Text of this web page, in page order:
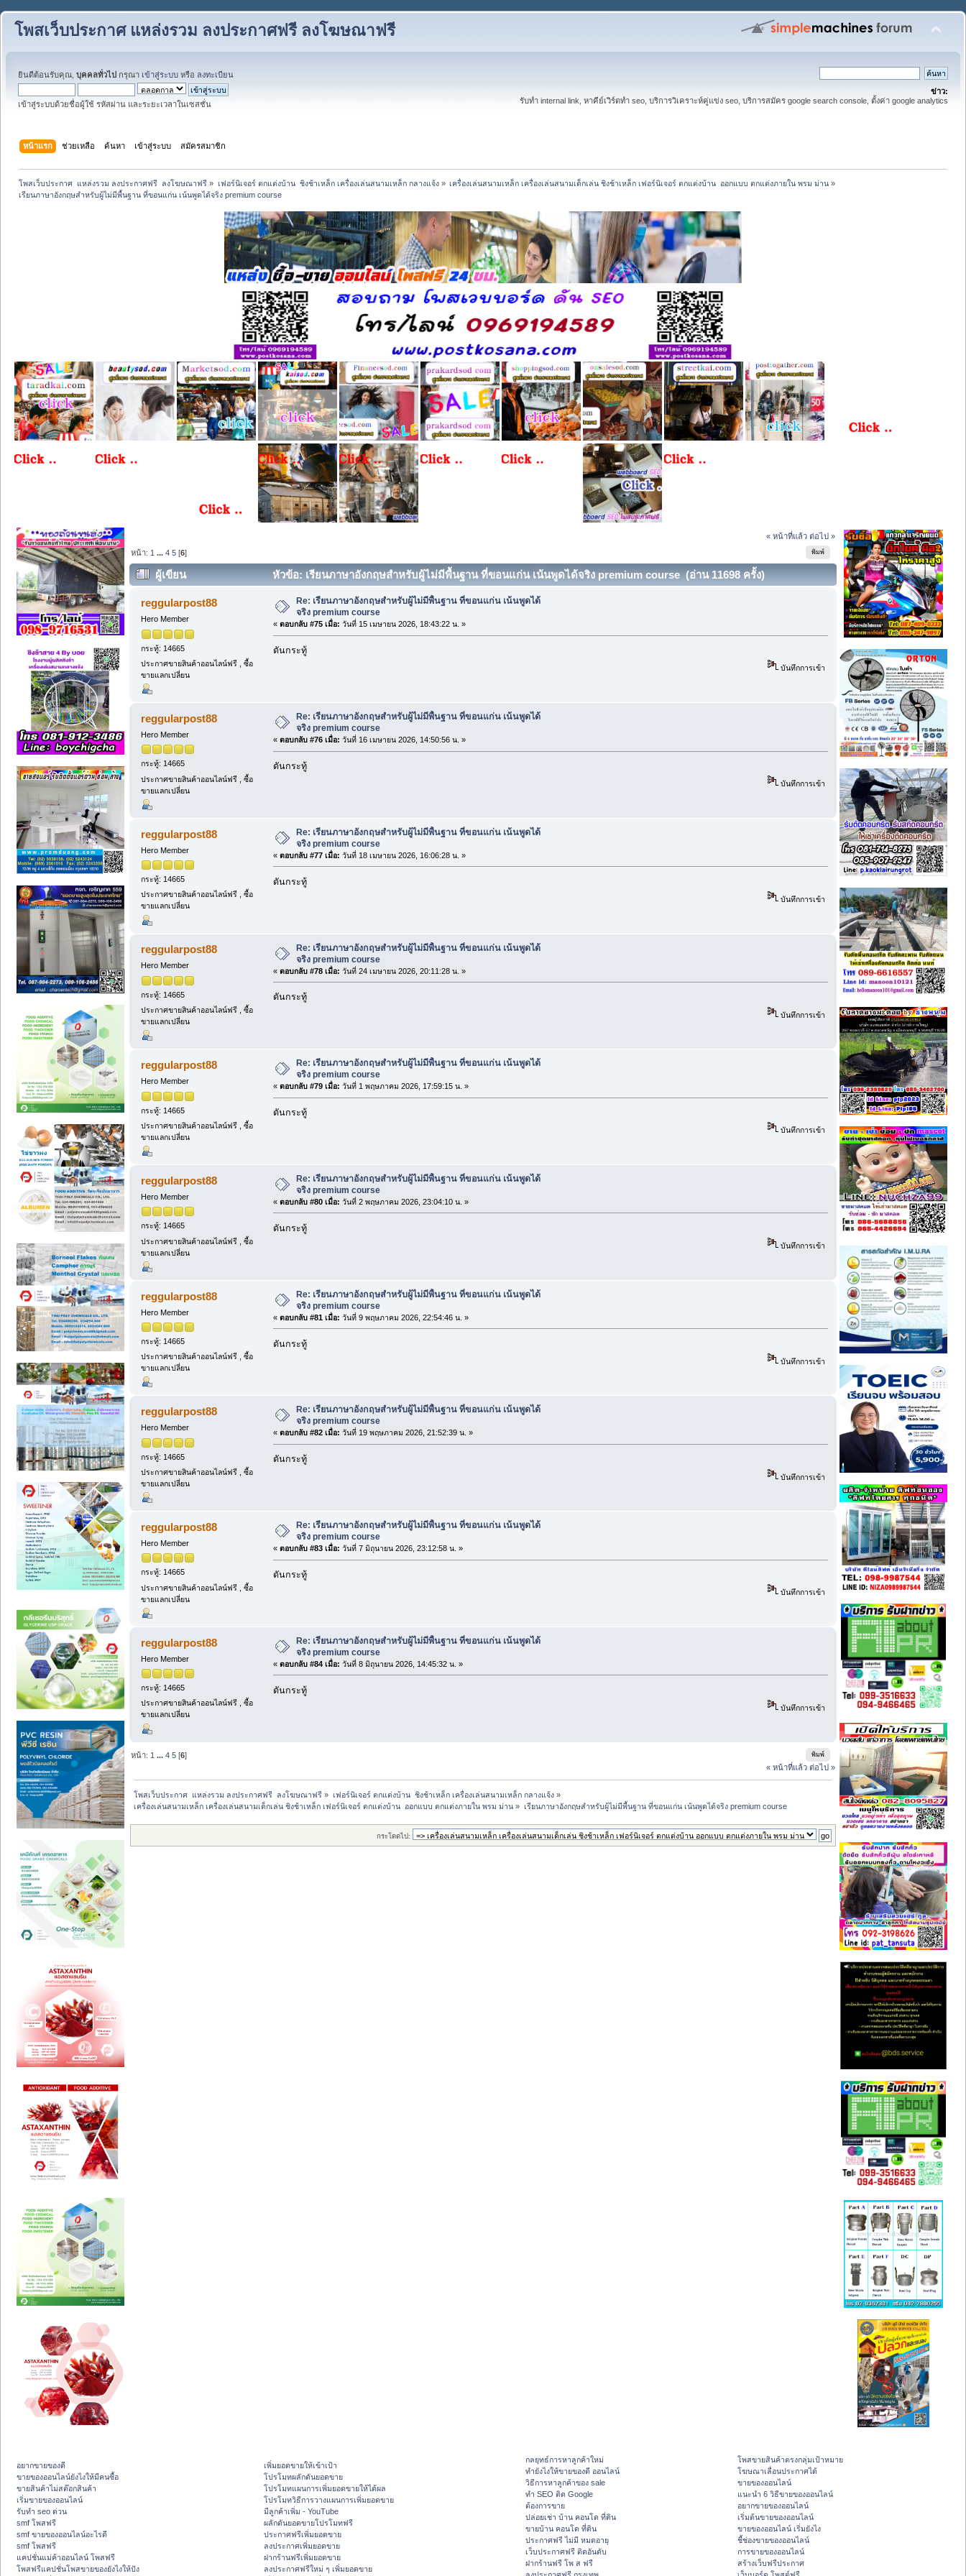
โพสเว็บประกาศ แหล่งรวม ลงประกาศฟรี ลงโฆษณาฟรี
ยินดีต้อนรับคุณ, บุคคลทั่วไป กรุณา เข้าสู่ระบบ หรือ ลงทะเบียน
เข้าสู่ระบบด้วยชื่อผู้ใช้ รหัสผ่าน และระยะเวลาในเซสชั่น
ข่าว:
รับทำ internal link, หาคีย์เวิร์ดทำ seo, บริการวิเคราะห์คู่แข่ง seo, บริการสมัคร google search console, ตั้งค่า google analytics
หน้าแรก ช่วยเหลือ ค้นหา เข้าสู่ระบบ สมัครสมาชิก
โพสเว็บประกาศ  แหล่งรวม ลงประกาศฟรี  ลงโฆษณาฟรี » เฟอร์นิเจอร์ ตกแต่งบ้าน  ชิงช้าเหล็ก เครื่องเล่นสนามเหล็ก กลางแจ้ง» เครื่องเล่นสนามเหล็ก เครื่องเล่นสนามเด็กเล่น ชิงช้าเหล็ก เฟอร์นิเจอร์ ตกแต่งบ้าน  ออกแบบ ตกแต่งภายใน พรม ม่าน»
เรียนภาษาอังกฤษสำหรับผู้ไม่มีพื้นฐาน ที่ขอนแก่น เน้นพูดได้จริง premium course
« หน้าที่แล้ว ต่อไป »
พิมพ์
หน้า: 1 ...4 5 [6]
ผู้เขียน หัวข้อ: เรียนภาษาอังกฤษสำหรับผู้ไม่มีพื้นฐาน ที่ขอนแก่น เน้นพูดได้จริง premium course (อ่าน 11698 ครั้ง)
reggularpost88
Hero Member
กระทู้: 14665
ประกาศขายสินค้าออนไลน์ฟรี , ซื้อ
ขายแลกเปลี่ยน
Re: เรียนภาษาอังกฤษสำหรับผู้ไม่มีพื้นฐาน ที่ขอนแก่น เน้นพูดได้
จริง premium course
« ตอบกลับ #75 เมื่อ: วันที่ 15 เมษายน 2026, 18:43:22 น. »
ดันกระทู้
บันทึกการเข้า
reggularpost88
Hero Member
กระทู้: 14665
ประกาศขายสินค้าออนไลน์ฟรี , ซื้อ
ขายแลกเปลี่ยน
Re: เรียนภาษาอังกฤษสำหรับผู้ไม่มีพื้นฐาน ที่ขอนแก่น เน้นพูดได้
จริง premium course
« ตอบกลับ #76 เมื่อ: วันที่ 16 เมษายน 2026, 14:50:56 น. »
ดันกระทู้
บันทึกการเข้า
reggularpost88
Hero Member
กระทู้: 14665
ประกาศขายสินค้าออนไลน์ฟรี , ซื้อ
ขายแลกเปลี่ยน
Re: เรียนภาษาอังกฤษสำหรับผู้ไม่มีพื้นฐาน ที่ขอนแก่น เน้นพูดได้
จริง premium course
« ตอบกลับ #77 เมื่อ: วันที่ 18 เมษายน 2026, 16:06:28 น. »
ดันกระทู้
บันทึกการเข้า
reggularpost88
Hero Member
กระทู้: 14665
ประกาศขายสินค้าออนไลน์ฟรี , ซื้อ
ขายแลกเปลี่ยน
Re: เรียนภาษาอังกฤษสำหรับผู้ไม่มีพื้นฐาน ที่ขอนแก่น เน้นพูดได้
จริง premium course
« ตอบกลับ #78 เมื่อ: วันที่ 24 เมษายน 2026, 20:11:28 น. »
ดันกระทู้
บันทึกการเข้า
reggularpost88
Hero Member
กระทู้: 14665
ประกาศขายสินค้าออนไลน์ฟรี , ซื้อ
ขายแลกเปลี่ยน
Re: เรียนภาษาอังกฤษสำหรับผู้ไม่มีพื้นฐาน ที่ขอนแก่น เน้นพูดได้
จริง premium course
« ตอบกลับ #79 เมื่อ: วันที่ 1 พฤษภาคม 2026, 17:59:15 น. »
ดันกระทู้
บันทึกการเข้า
reggularpost88
Hero Member
กระทู้: 14665
ประกาศขายสินค้าออนไลน์ฟรี , ซื้อ
ขายแลกเปลี่ยน
Re: เรียนภาษาอังกฤษสำหรับผู้ไม่มีพื้นฐาน ที่ขอนแก่น เน้นพูดได้
จริง premium course
« ตอบกลับ #80 เมื่อ: วันที่ 2 พฤษภาคม 2026, 23:04:10 น. »
ดันกระทู้
บันทึกการเข้า
reggularpost88
Hero Member
กระทู้: 14665
ประกาศขายสินค้าออนไลน์ฟรี , ซื้อ
ขายแลกเปลี่ยน
Re: เรียนภาษาอังกฤษสำหรับผู้ไม่มีพื้นฐาน ที่ขอนแก่น เน้นพูดได้
จริง premium course
« ตอบกลับ #81 เมื่อ: วันที่ 9 พฤษภาคม 2026, 22:54:46 น. »
ดันกระทู้
บันทึกการเข้า
reggularpost88
Hero Member
กระทู้: 14665
ประกาศขายสินค้าออนไลน์ฟรี , ซื้อ
ขายแลกเปลี่ยน
Re: เรียนภาษาอังกฤษสำหรับผู้ไม่มีพื้นฐาน ที่ขอนแก่น เน้นพูดได้
จริง premium course
« ตอบกลับ #82 เมื่อ: วันที่ 19 พฤษภาคม 2026, 21:52:39 น. »
ดันกระทู้
บันทึกการเข้า
reggularpost88
Hero Member
กระทู้: 14665
ประกาศขายสินค้าออนไลน์ฟรี , ซื้อ
ขายแลกเปลี่ยน
Re: เรียนภาษาอังกฤษสำหรับผู้ไม่มีพื้นฐาน ที่ขอนแก่น เน้นพูดได้
จริง premium course
« ตอบกลับ #83 เมื่อ: วันที่ 7 มิถุนายน 2026, 23:12:58 น. »
ดันกระทู้
บันทึกการเข้า
reggularpost88
Hero Member
กระทู้: 14665
ประกาศขายสินค้าออนไลน์ฟรี , ซื้อ
ขายแลกเปลี่ยน
Re: เรียนภาษาอังกฤษสำหรับผู้ไม่มีพื้นฐาน ที่ขอนแก่น เน้นพูดได้
จริง premium course
« ตอบกลับ #84 เมื่อ: วันที่ 8 มิถุนายน 2026, 14:45:32 น. »
ดันกระทู้
บันทึกการเข้า
พิมพ์
หน้า: 1 ...4 5 [6]
« หน้าที่แล้ว ต่อไป »
โพสเว็บประกาศ  แหล่งรวม ลงประกาศฟรี  ลงโฆษณาฟรี » เฟอร์นิเจอร์ ตกแต่งบ้าน  ชิงช้าเหล็ก เครื่องเล่นสนามเหล็ก กลางแจ้ง»
เครื่องเล่นสนามเหล็ก เครื่องเล่นสนามเด็กเล่น ชิงช้าเหล็ก เฟอร์นิเจอร์ ตกแต่งบ้าน  ออกแบบ ตกแต่งภายใน พรม ม่าน » เรียนภาษาอังกฤษสำหรับผู้ไม่มีพื้นฐาน ที่ขอนแก่น เน้นพูดได้จริง premium course
กระโดดไป:
อยากขายของดี
ขายของออนไลน์ยังไงให้มีคนซื้อ
ขายสินค้าไม่สต๊อกสินค้า
เริ่มขายของออนไลน์
รับทำ seo ด่วน
smf โพสฟรี
smf ขายของออนไลน์อะไรดี
smf โพสฟรี
แคปชั่นแม่ค้าออนไลน์ โพสฟรี
โพสฟรีแคปชั่นโพสขายของยังไงให้ปัง
เพิ่มยอดขายให้เข้าเป้า
โปรโมทผลักดันยอดขาย
โปรโมทแผนการเพิ่มยอดขายให้ได้ผล
โปรโมทวิธีการวางแผนการเพิ่มยอดขาย
มีลูกค้าเพิ่ม - YouTube
ผลักดันยอดขายโปรโมทฟรี
ประกาศฟรีเพิ่มยอดขาย
ลงประกาศเพิ่มยอดขาย
ฝากร้านฟรีเพิ่มยอดขาย
ลงประกาศฟรีใหม่ ๆ เพิ่มยอดขาย
กลยุทธ์การหาลูกค้าใหม่
ทํายังไงให้ขายของดี ออนไลน์
วิธีการหาลูกค้าของ sale
ทำ SEO ติด Google
ต้องการขาย
ปล่อยเช่า บ้าน คอนโด ที่ดิน
ขายบ้าน คอนโด ที่ดิน
ประกาศฟรี ไม่มี หมดอายุ
เว็บประกาศฟรี ติดอันดับ
ฝากร้านฟรี โพ ส ฟรี
โพสขายสินค้าตรงกลุ่มเป้าหมาย
โฆษณาเลื่อนประกาศได้
ขายของออนไลน์
แนะนำ 6 วิธีขายของออนไลน์
อยากขายของออนไลน์
เริ่มต้นขายของออนไลน์
ขายของออนไลน์ เริ่มยังไง
ชี้ช่องขายของออนไลน์
การขายของออนไลน์
สร้างเว็บฟรีประกาศ